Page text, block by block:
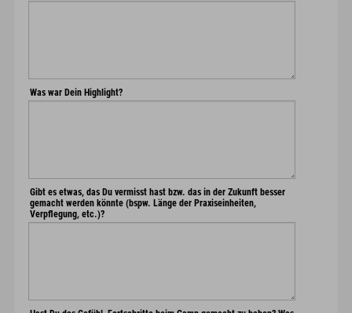
Was war Dein Highlight?
Gibt es etwas, das Du vermisst hast bzw. das in der Zukunft besser
gemacht werden könnte (bspw. Länge der Praxiseinheiten,
Verpflegung, etc.)?